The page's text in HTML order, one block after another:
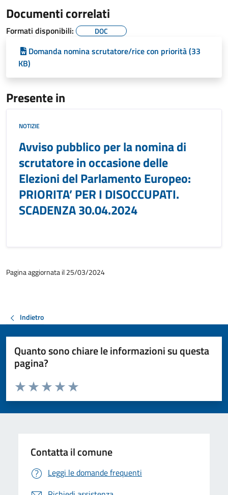
Documenti correlati
Formati disponibili: DOC
Domanda nomina scrutatore/rice con priorità (33
KB)
Presente in
NOTIZIE
Avviso pubblico per la nomina di
scrutatore in occasione delle
Elezioni del Parlamento Europeo:
PRIORITA’ PER I DISOCCUPATI.
SCADENZA 30.04.2024
Pagina aggiornata il 25/03/2024
Indietro
Quanto sono chiare le informazioni su questa
pagina?
Valuta da 1 a 5 stelle la pagina
Valuta 5 stelle su 5
Valuta 4 stelle su 5
Valuta 3 stelle su 5
Valuta 2 stelle su 5
Valuta 1 stelle su 5
Contatta il comune
Leggi le domande frequenti